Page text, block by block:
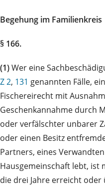
Begehung im Familienkreis
§ 166.
(1)Wer eine
Z 2, 131 genannten Fälle,
Fischereirecht mit
Geschenkannahme durch
oder verfälschter unbarer
oder einen Besitz
Partners, eines
Hausgemeinschaft lebt, ist
die drei Jahre erreicht